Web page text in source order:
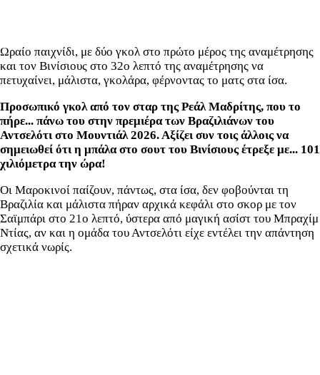
Ωραίο παιχνίδι, με δύο γκολ στο πρώτο μέρος της αναμέτρησης
και τον Βινίσιους στο 32ο λεπτό της αναμέτρησης να
πετυχαίνει, μάλιστα, γκολάρα, φέρνοντας το ματς στα ίσα.
Προσωπικό γκολ από τον σταρ της Ρεάλ Μαδρίτης, που το
πήρε... πάνω του στην πρεμιέρα των Βραζιλιάνων του
Αντσελότι στο Μουντιάλ 2026. Αξίζει συν τοις άλλοις να
σημειωθεί ότι η μπάλα στο σουτ του Βινίσιους έτρεξε με... 101
χιλιόμετρα την ώρα!
Οι Μαροκινοί παίζουν, πάντως, στα ίσα, δεν φοβούνται τη
Βραζιλία και μάλιστα πήραν αρχικά κεφάλι στο σκορ με τον
Σαϊμπάρι στο 21ο λεπτό, ύστερα από μαγική ασίστ του Μπραχίμ
Ντίας, αν και η ομάδα του Αντσελότι είχε εντέλει την απάντηση
σχετικά νωρίς.